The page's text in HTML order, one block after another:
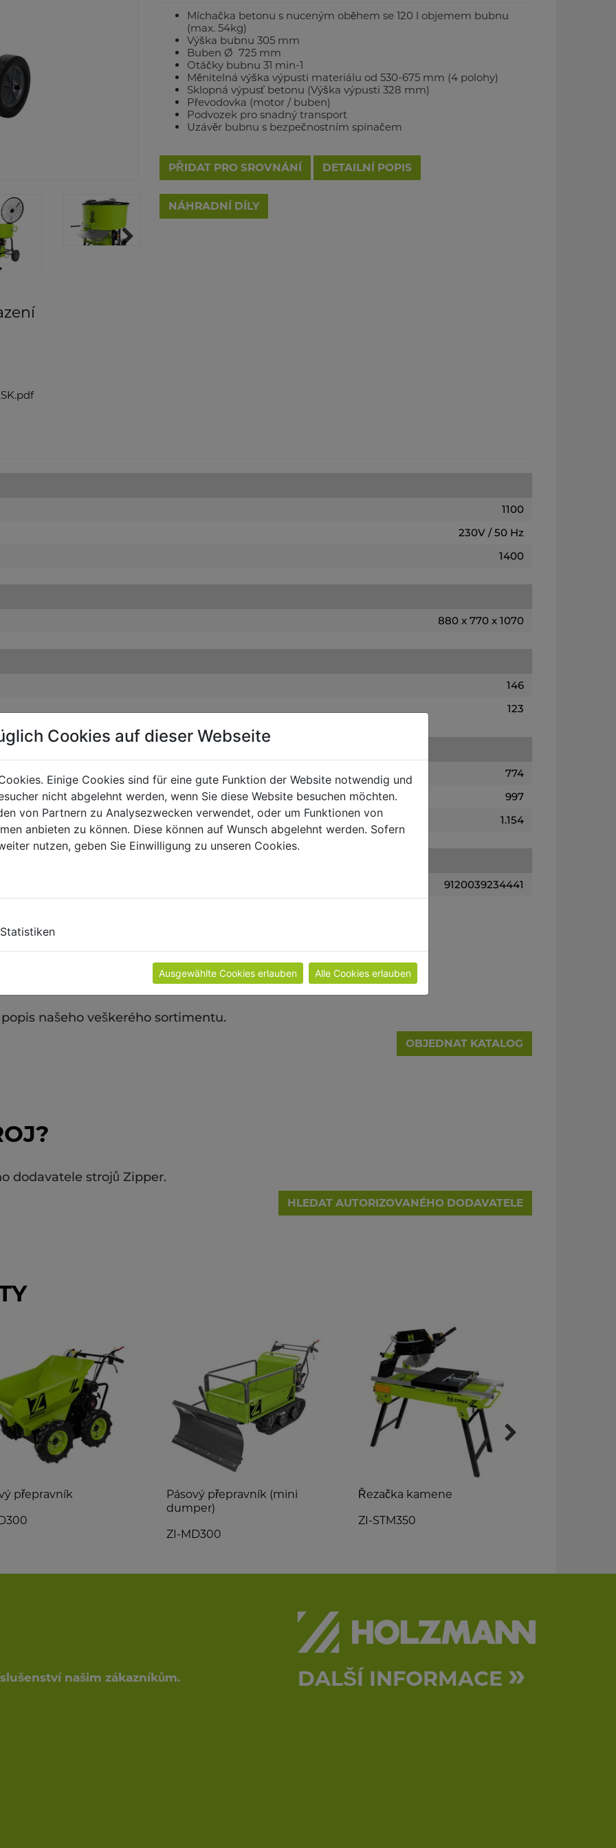
Míchačka betonu s nuceným oběhem se 120 l objemem bubnu
(max. 54kg)
Výška bubnu 305 mm
Buben Ø 725 mm
Otáčky bubnu 31 min-1
Měnitelná výška výpusti materiálu od 530-675 mm (4 polohy)
Sklopná výpusť betonu (Výška výpusti 328 mm)
Převodovka (motor / buben)
Podvozek pro snadný transport
Uzávěr bubnu s bezpečnostním spínačem
PŘIDAT PRO SROVNÁNÍ DETAILNÍ POPIS
1100
230V / 50 Hz
1400
880 x 770 x 1070
146
123
774
997
1.154
9120039234441
našeho veškerého sortimentu.
OBJEDNAT KATALOG
dodavatele strojů Zipper.
HLEDAT AUTORIZOVANÉHO DODAVATELE
přepravník
Pásový přepravník (mini
dumper)
ZI-MD300
Řezačka kamene
ZI-STM350
našim zákazníkům.
DALŠÍ INFORMACE »
Cookies auf dieser Webseite
Einige Cookies sind für eine gute Funktion der Website notwendig und
nicht abgelehnt werden, wenn Sie diese Website besuchen möchten.
von Partnern zu Analysezwecken verwendet, oder um Funktionen von
anbieten zu können. Diese können auf Wunsch abgelehnt werden. Sofern
nutzen, geben Sie Einwilligung zu unseren Cookies.
Statistiken
Ausgewählte Cookies erlauben Alle Cookies erlauben